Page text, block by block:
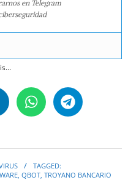
en Telegram
TAGGED:
QBOT TROYANO BANCARIO